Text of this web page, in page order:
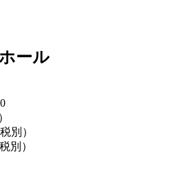
ール
別）
別）